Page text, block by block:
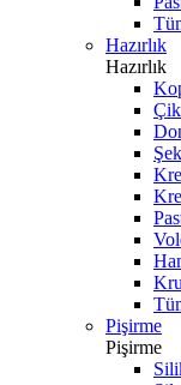
Hazırlık
Hazırlık
Pişirme
Pişirme